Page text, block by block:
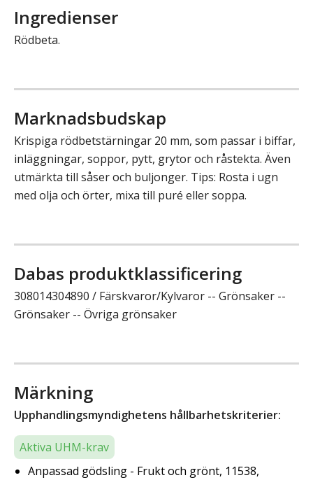
Ingredienser
Rödbeta.
Marknadsbudskap
Krispiga rödbetstärningar 20 mm, som passar i biffar,
inläggningar, soppor, pytt, grytor och råstekta. Även
utmärkta till såser och buljonger. Tips: Rosta i ugn
med olja och örter, mixa till puré eller soppa.
Dabas produktklassificering
308014304890 / Färskvaror/Kylvaror -- Grönsaker --
Grönsaker -- Övriga grönsaker
Märkning
Upphandlingsmyndighetens hållbarhetskriterier:
Aktiva UHM-krav
Anpassad gödsling - Frukt och grönt, 11538,